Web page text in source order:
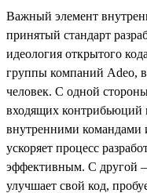
Важный элемент
принятый стандарт
идеология открытого
группы компаний Adeo, в
человек. С одной
входящих контрибьюций
внутренними командами
ускоряет процесс
эффективным. С другой —
улучшает свой код,